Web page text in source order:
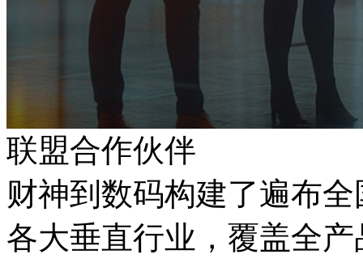
联盟合作伙伴
财神到数码构建了遍布全国
各大垂直行业，覆盖全